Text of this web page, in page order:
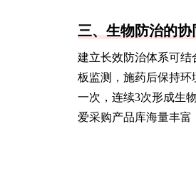
三、生物防治的协
建立长效防治体系可
板监测，施药后保持环
一次，连续3次形成生物
爱采购产品库海量丰富